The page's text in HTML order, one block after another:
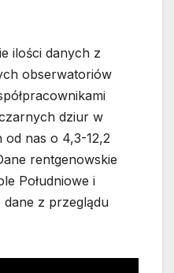
ilości danych z
obserwatoriów
dziur w
nas o 4,3-12,2
rentgenowskie
Południowe i
dane z przeglądu